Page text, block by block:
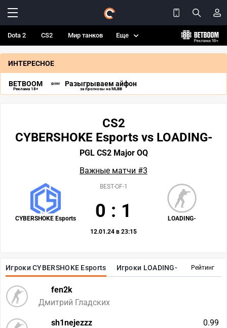
Dota 2 CS2 Мир танков Еще
ИНТЕРЕСНОЕ
BETBOOM
Реклама 18+
Разыгрываем айфон
за прогнозы на MLBB
Рейтинг
Игроки CYBERSHOKE Esports Игроки LOADING-
fen2k
Дмитрий Гладских
sh1nejezzz
0.99
CS2
CYBERSHOKE Esports vs LOADING-
PGL CS2 Major OQ
Важные матчи #3
CYBERSHOKE Esports LOADING-
BEST-OF-1
0 : 1
12.01.24 в 23:15